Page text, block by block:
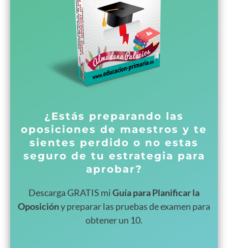
¿Estás preparando las
oposiciones de maestros y te
sientes perdido o no estas
seguro de tu estrategia para
aprobar?
Descarga GRATIS miGuía para Planificar la
Oposicióny preparar las pruebas de examen para
obtener un 10.